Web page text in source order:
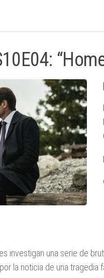
investigan una serie de
la noticia de una tragedia